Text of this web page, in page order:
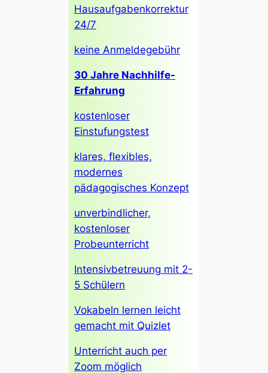
Hausaufgabenkorrektur
24/7
keine Anmeldegebühr
30 Jahre Nachhilfe-
Erfahrung
kostenloser
Einstufungstest
klares, flexibles,
modernes
pädagogisches Konzept
unverbindlicher,
kostenloser
Probeunterricht
Intensivbetreuung mit 2-
5 Schülern
Vokabeln lernen leicht
gemacht mit Quizlet
Unterricht auch per
Zoom möglich